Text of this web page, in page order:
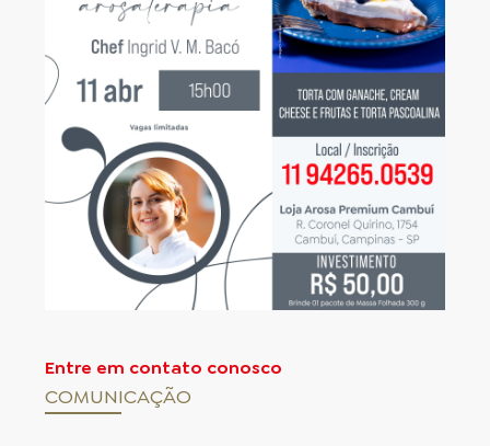
para sua receita e retorne o restante da massa
imediatamente para o congelador.
5. Para unir duas superfícies de massa,
umedeça com água, utilizando um pincel
macio.
6. Pincele sua massa antes do assamento. Para
isso, utilize um pincel macio umedecido em
ovo inteiro batido ou leite.
7. Não fritar, cozinhar ou assar a massa folhada
em forno microondas
Entre em contato conosco
COMUNICAÇÃO